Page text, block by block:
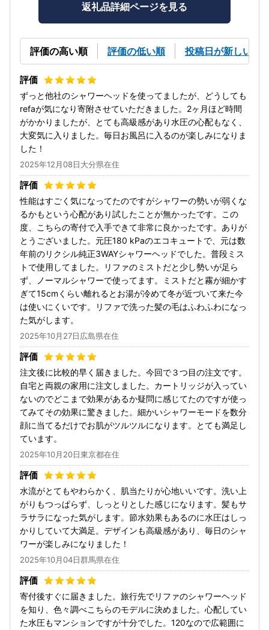
返礼品詳細ページを見る
評価の高い順 評価の低い順 投稿日が新しい順
ずっと他社のシャワーヘッドを使ってましたが、どうしても
refaが気になり寄附させていただきました。2ヶ月ほど時間
がかかりましたが、とても高級感があり水圧の心配もなく、
大変気に入りました。毎日お風呂に入るのが楽しみになりま
した！
2025年12月08日大分県在住
性能はすごく気になってたのですがシャワーの勢いが弱くな
るかもという心配があり試したことが無かったです。この
度、こちらの寄付で入手できて非常に良かったです。ありが
とうございました。元圧180 kPaのエコキュートで、元は数
年前のリクシル純正3WAYシャワーヘッドでした。普段ミス
トで使用してました。リファのミストだと少し勢いが足ら
ず、ノーマルシャワーで使ってます。ミストだと霧が細かす
ぎて15cmくらい離れるとお湯が冷めて冬が近づいて来た今
は使いにくいです。リファで洗った髪の毛はふわふわになっ
た気がします。
2025年10月27日広島県在住
注文後に比較的早く届きました。今回で３つ目の注文です。
自宅と両親の家用に注文しました。カートリッジが入ってい
ないのでどこまで効果があるか疑問に感じてたのですが使っ
てみてその効果に驚きました。細かいシャワーモードを数分
顔に当てるだけでお肌がツルツルになります。とても満足し
ています。
2025年10月20日東京都在住
水流がとてもやわらかく、肌当たりが心地いいです。洗い上
がりもつっぱらず、しっとりとした感じになります。髪もサ
ラサラになった気がします。節水効果もあるのに水圧はしっ
かりしていて大満足。デザインも高級感があり、毎日のシャ
ワーが楽しみになりました！
2025年10月04日群馬県在住
寄付後すぐに届きました。旅行先でリファのシャワーヘッド
を知り、色々調べこちらのモデルに決めました。心配してい
た水圧もマンションですが十分でした。120なので広範囲に